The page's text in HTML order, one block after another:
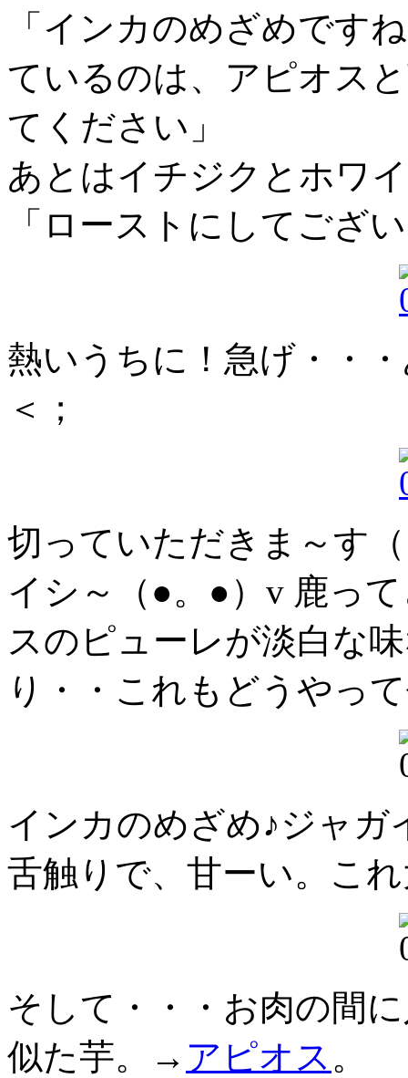
「インカのめざめです
ているのは、アピオス
てください」
あとはイチジクとホワ
「ローストにしてござ
熱いうちに！急げ・・
＜；
切っていただきま～す
イシ～（●。●）v 鹿っ
スのピューレが淡白な
り・・これもどうやっ
インカのめざめ♪ジャ
舌触りで、甘ーい。こ
そして・・・お肉の間
似た芋。→ アピオス 。